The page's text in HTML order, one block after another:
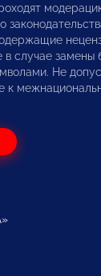
случае замены
Не